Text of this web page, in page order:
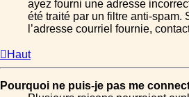
ayez fourni une adresse
été traité par un filtre anti-spam.
l’adresse courriel fournie,
Haut
Pourquoi ne puis-je pas me